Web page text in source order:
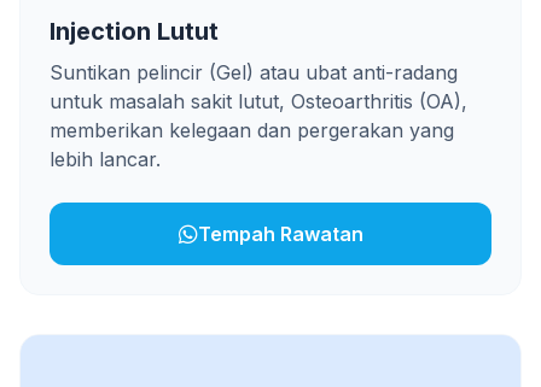
Injection Lutut
Suntikan pelincir (Gel) atau ubat anti-radang
untuk masalah sakit lutut, Osteoarthritis (OA),
memberikan kelegaan dan pergerakan yang
lebih lancar.
Tempah Rawatan